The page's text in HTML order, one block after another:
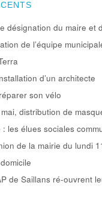
désignation du maire et
de l’équipe
d’un architecte
son vélo
distribution de
les élues sociales
de la mairie du lundi
de Saillans ré-ouvrent